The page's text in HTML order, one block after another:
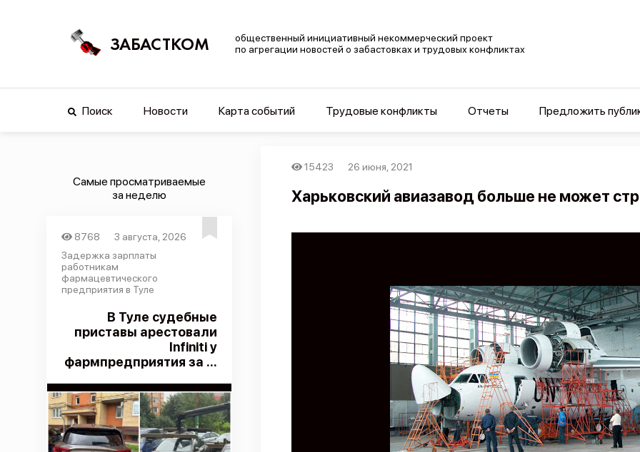
ЗАБАСТКОМ
общественный инициативный некоммерческий проект
по агрегации новостей о забастовках и трудовых конфликтах
Поиск Новости Карта событий Трудовые конфликты Отчеты Предложить
Самые просматриваемые
за неделю
8768
3 августа, 2026
Задержка зарплаты
работникам
фармацевтического
предприятия в Туле
В Туле судебные
приставы арестовали
Infiniti у
фармпредприятия за ...
15423 26 июня, 2021
Харьковский авиазавод больше не может